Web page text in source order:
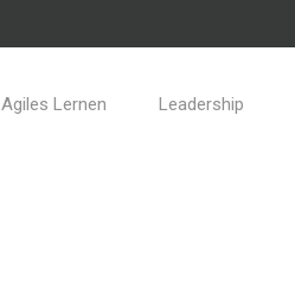
Agiles Lernen Leadership